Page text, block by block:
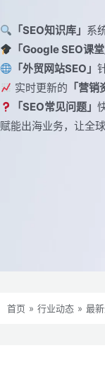
「SEO知识库」 系
「Google SEO课
「外贸网站SEO」
实时更新的 「营
「SEO常见问题」
赋能出海业务，让全
首页 » 行业动态 » 最